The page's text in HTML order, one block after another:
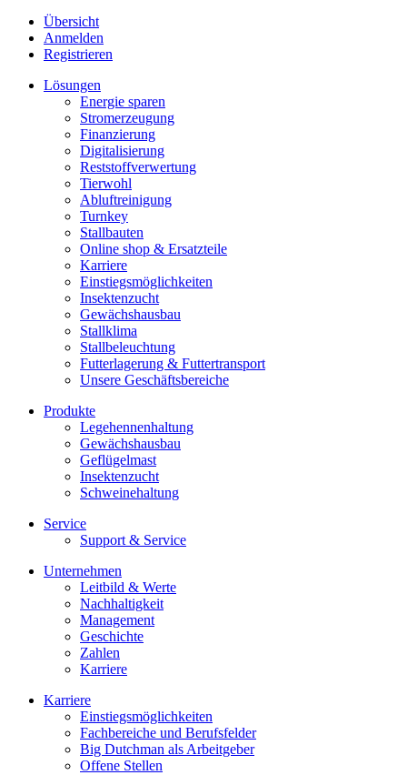
Übersicht
Anmelden
Registrieren
Lösungen
Energie sparen
Stromerzeugung
Finanzierung
Digitalisierung
Reststoffverwertung
Tierwohl
Abluftreinigung
Turnkey
Stallbauten
Online shop & Ersatzteile
Karriere
Einstiegsmöglichkeiten
Insektenzucht
Gewächshausbau
Stallklima
Stallbeleuchtung
Futterlagerung & Futtertransport
Unsere Geschäftsbereiche
Produkte
Legehennenhaltung
Gewächshausbau
Geflügelmast
Insektenzucht
Schweinehaltung
Service
Support & Service
Unternehmen
Leitbild & Werte
Nachhaltigkeit
Management
Geschichte
Zahlen
Karriere
Karriere
Einstiegsmöglichkeiten
Fachbereiche und Berufsfelder
Big Dutchman als Arbeitgeber
Offene Stellen